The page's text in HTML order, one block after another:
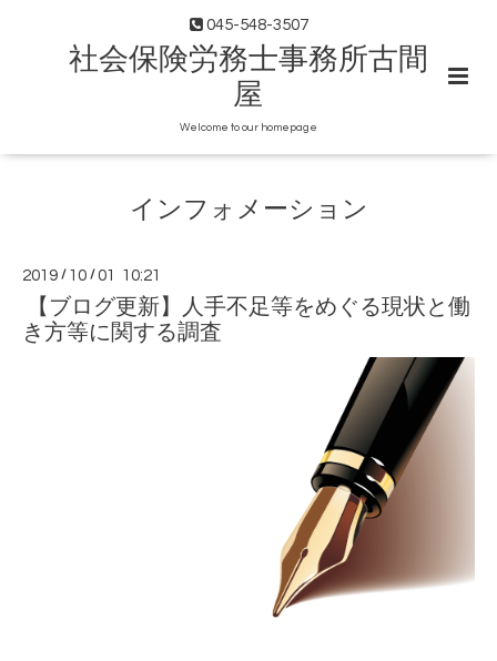
045-548-3507
社会保険労務士事務所古間
屋
Welcome to our homepage
インフォメーション
2019 / 10 /01 10:21
【ブログ更新】人手不足等をめぐる現状と働
き方等に関する調査